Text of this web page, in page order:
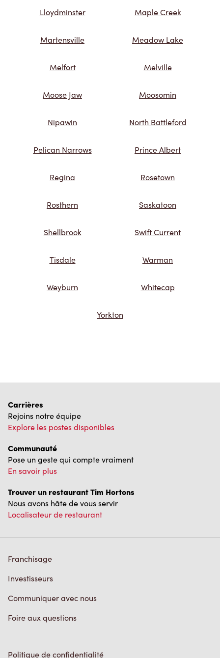
Lloydminster Maple Creek
Martensville Meadow Lake
Melfort Melville
Moose Jaw Moosomin
Nipawin North Battleford
Pelican Narrows Prince Albert
Regina Rosetown
Rosthern Saskatoon
Shellbrook Swift Current
Tisdale Warman
Weyburn Whitecap
Yorkton
Carrières
Rejoins notre équipe
Explore les postes disponibles
Communauté
Pose un geste qui compte vraiment
En savoir plus
Trouver un restaurant Tim Hortons
Nous avons hâte de vous servir
Localisateur de restaurant
Franchisage
Investisseurs
Communiquer avec nous
Foire aux questions
Politique de confidentialité